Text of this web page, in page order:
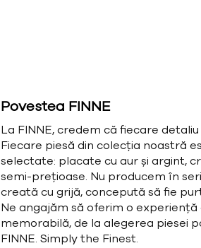
Povestea FINNE
La FINNE, credem că fiecare
Fiecare piesă din colecția noastră
selectate: placate cu aur și argint,
semi-prețioase. Nu producem în
creată cu grijă, concepută să fie
Ne angajăm să oferim o
memorabilă, de la alegerea piesei
FINNE. Simply the Finest.